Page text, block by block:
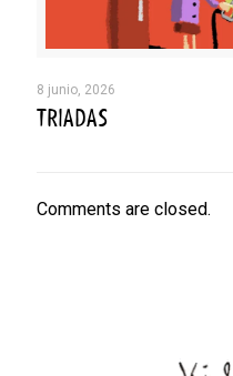
8 junio, 2026
TRIADAS
Comments are closed.